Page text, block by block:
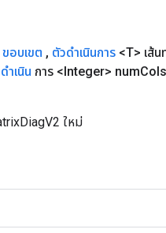
ขอบเขต , ตัวดำเนินการ <T> เส้
ำเนิน การ <Integer> numCols
ใหม่